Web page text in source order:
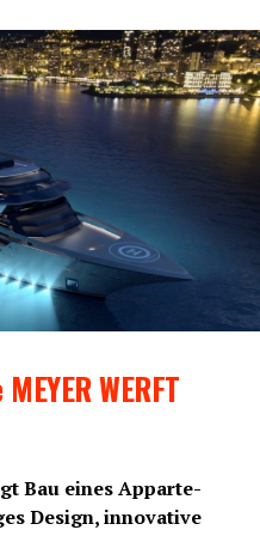
die sich bei Ssan­gyong
und Renault (jeweils
(-42,0 %) sowie Sko­da
zeig­ten.Mit einem
Pro­zent war Sko­da
in der
WERFT
Bau eines Appar­te­
Design, inno­va­ti­ve